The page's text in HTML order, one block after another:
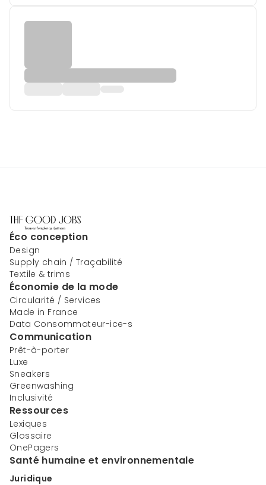
Éco conception
Design
Supply chain / Traçabilité
Textile & trims
Économie de la mode
Circularité / Services
Made in France
Data Consommateur-ice-s
Communication
Prêt-à-porter
Luxe
Sneakers
Greenwashing
Inclusivité
Ressources
Lexiques
Glossaire
OnePagers
Santé humaine et environnementale
Juridique